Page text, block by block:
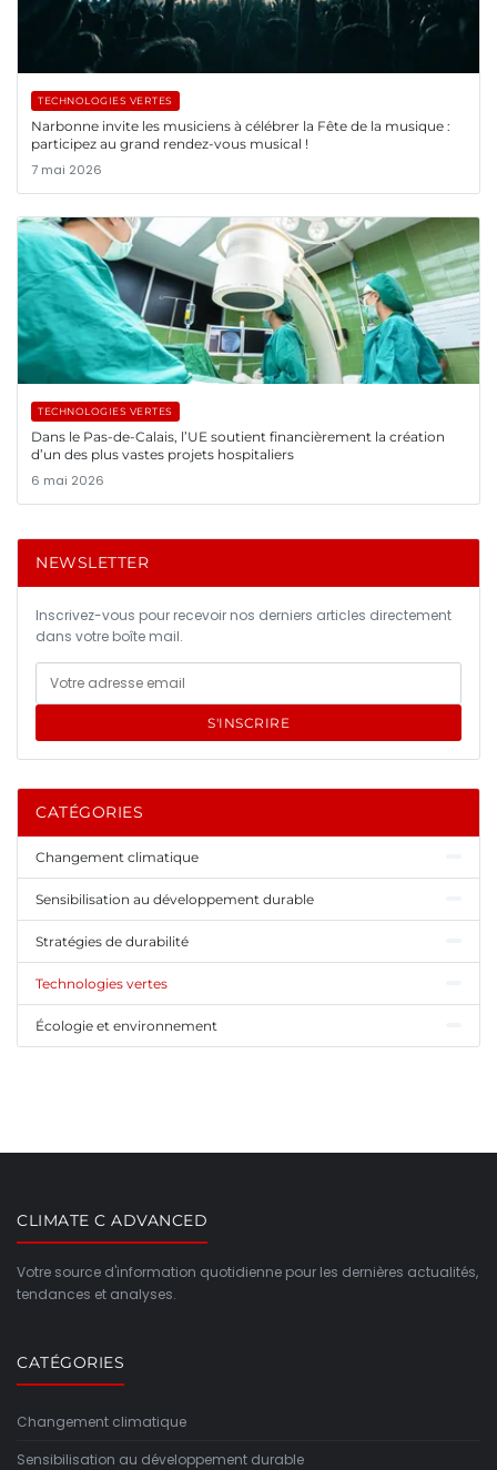
TECHNOLOGIES VERTES
Narbonne invite les musiciens à célébrer la Fête de la musique :
participez au grand rendez-vous musical !
7 mai 2026
TECHNOLOGIES VERTES
Dans le Pas-de-Calais, l’UE soutient financièrement la création
d’un des plus vastes projets hospitaliers
6 mai 2026
NEWSLETTER
Inscrivez-vous pour recevoir nos derniers articles directement
dans votre boîte mail.
S'INSCRIRE
CATÉGORIES
Changement climatique
Sensibilisation au développement durable
Stratégies de durabilité
Technologies vertes
Écologie et environnement
CLIMATE C ADVANCED
Votre source d'information quotidienne pour les dernières actualités,
tendances et analyses.
CATÉGORIES
Changement climatique
Sensibilisation au développement durable